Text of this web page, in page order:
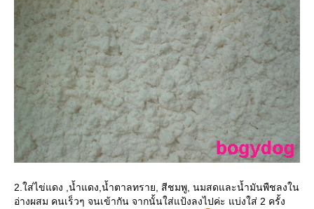
2.ใส่ไข่แดง ,น้ำแดง,น้ำตาลทราย, สีชมพู, นมสดและน้ำมันพืชลงใน
อ่างผสม คนเร็วๆ จนเข้ากัน จากนั้นใส่แป้งลงไปค่ะ แบ่งใส่ 2 ครั้ง